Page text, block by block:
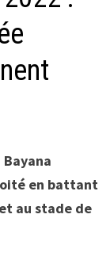
en battant
au stade de